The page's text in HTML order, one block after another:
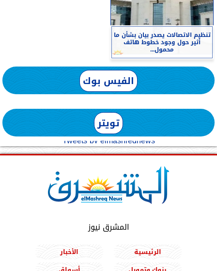
تنظيم الاتصالات يصدر بيان بشأن ما
أثير حول وجود خطوط هاتف
محمول...
الفيس بوك
تويتر
Tweets by elmashreqnews
المشرق نيوز
الرئيسية
الأخبار